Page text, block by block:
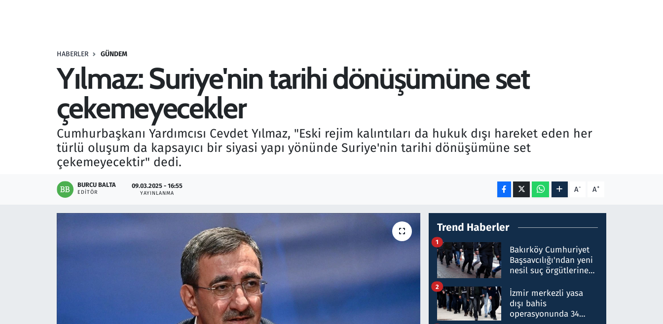
HABERLER GÜNDEM
Yılmaz: Suriye'nin tarihi dönüşümüne set
çekemeyecekler
Cumhurbaşkanı Yardımcısı Cevdet Yılmaz, "Eski rejim kalıntıları da hukuk dışı hareket eden her
türlü oluşum da kapsayıcı bir siyasi yapı yönünde Suriye'nin tarihi dönüşümüne set
çekemeyecektir" dedi.
BURCU BALTA
EDITÖR
09.03.2025 - 16:55
YAYINLANMA A- A+
Trend Haberler
Bakırköy Cumhuriyet
Başsavcılığı'ndan yeni
nesil suç örgütlerine
hakkında gözaltı kararı
1
İzmir merkezli yasa
dışı bahis
operasyonunda 34
2
Savunma Sanayi
Seçim 2023
Televizyon